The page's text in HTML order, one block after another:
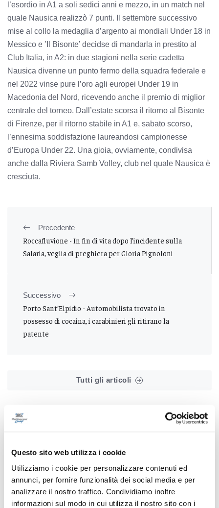
Questo sito web utilizza i cookie
Utilizziamo i cookie per personalizzare contenuti ed
annunci, per fornire funzionalità dei social media e per
analizzare il nostro traffico. Condividiamo inoltre
informazioni sul modo in cui utilizza il nostro sito con i
l’esordio in A1 a soli sedici anni e mezzo, in un match nel
quale Nausica realizzò 7 punti. Il settembre successivo
mise al collo la medaglia d’argento ai mondiali Under 18 in
Messico e ’Il Bisonte’ decidse di mandarla in prestito al
Club Italia, in A2: in due stagioni nella serie cadetta
Nausica divenne un punto fermo della squadra federale e
nel 2022 vinse pure l’oro agli europei Under 19 in
Macedonia del Nord, ricevendo anche il premio di miglior
centrale del torneo. Dall’estate scorsa il ritorno al Bisonte
di Firenze, per il ritorno stabile in A1 e, sabato scorso,
l’ennesima soddisfazione laureandosi campionesse
d’Europa Under 22. Una gioia, ovviamente, condivisa
anche dalla Riviera Samb Volley, club nel quale Nausica è
cresciuta.
Precedente
Roccafluvione - In fin di vita dopo l’incidente sulla
Salaria, veglia di preghiera per Gloria Pignoloni
Successivo
Porto Sant’Elpidio - Automobilista trovato in
possesso di cocaina, i carabinieri gli ritirano la
patente
Tutti gli articoli
Correlati